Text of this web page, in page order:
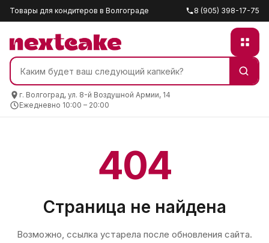
Товары для кондитеров в Волгограде 8 (905) 398-17-75
г. Волгоград, ул. 8-й Воздушной Армии, 14
Ежедневно 10:00 – 20:00
404
Страница не найдена
Возможно, ссылка устарела после обновления сайта.